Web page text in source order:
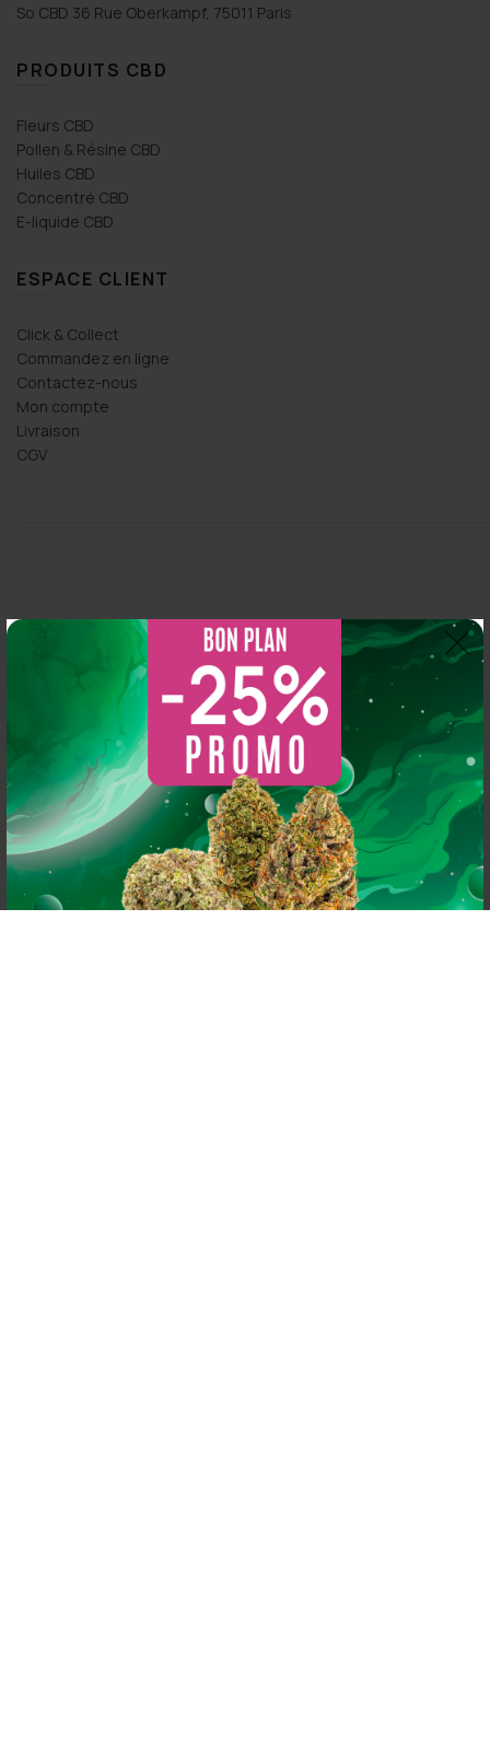
So CBD 36 Rue Oberkampf, 75011 Paris
PRODUITS CBD
Fleurs CBD
Pollen & Résine CBD
Huiles CBD
Concentré CBD
E-liquide CBD
ESPACE CLIENT
Click & Collect
Commandez en ligne
Contactez-nous
Mon compte
Livraison
CGV
So CBD
5.0
Basé sur 216 avis
powered byGoogle
Thomas Arper
2 years ago
Magasin au top, bonne variété et vendeur généreux
N'hésitez pas à y aller vous y trouverez de qualité